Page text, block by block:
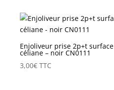
Enjoliveur prise 2p+t surface
céliane – noir CN0111
3,00€ TTC